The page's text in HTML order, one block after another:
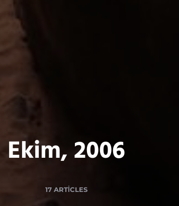
Ekim, 2006
17 ARTICLES